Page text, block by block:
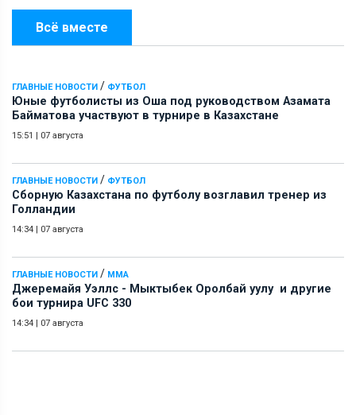
Всё вместе
ГЛАВНЫЕ НОВОСТИ / ФУТБОЛ
Юные футболисты из Оша под руководством Азамата
Байматова участвуют в турнире в Казахстане
15:51 07 августа
ГЛАВНЫЕ НОВОСТИ / ФУТБОЛ
Сборную Казахстана по футболу возглавил тренер из
Голландии
14:34 07 августа
ГЛАВНЫЕ НОВОСТИ / ММА
Джеремайя Уэллс - Мыктыбек Оролбай уулу и другие
бои турнира UFC 330
14:34 07 августа